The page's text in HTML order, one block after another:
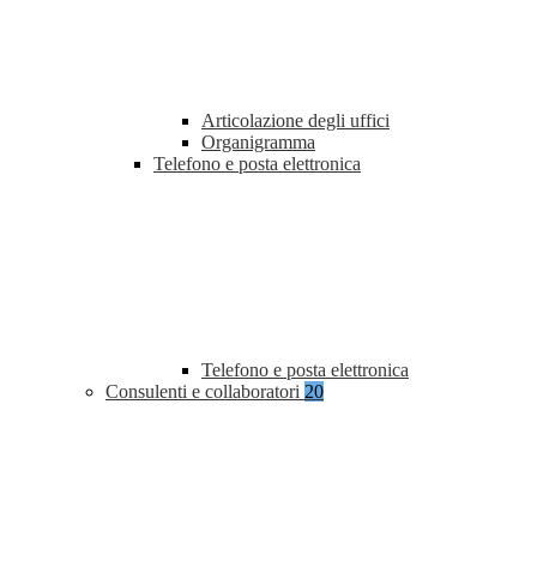
Articolazione degli uffici
Organigramma
Telefono e posta elettronica
Telefono e posta elettronica
Consulenti e collaboratori 20